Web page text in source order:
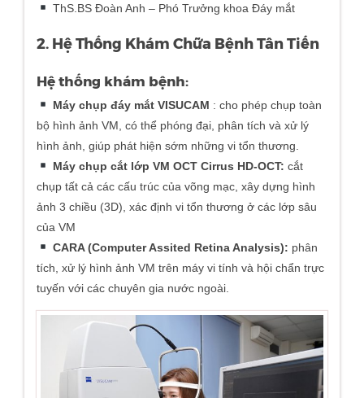
ThS.BS Đoàn Anh – Phó Trưởng khoa Đáy mắt
2. Hệ Thống Khám Chữa Bệnh Tân Tiến
Hệ thống khám bệnh:
Máy chụp đáy mắt VISUCAM : cho phép chụp toàn
bộ hình ảnh VM, có thể phóng đại, phân tích và xử lý
hình ảnh, giúp phát hiện sớm những vi tổn thương.
Máy chụp cắt lớp VM OCT Cirrus HD-OCT: cắt
chụp tất cả các cấu trúc của võng mạc, xây dựng hình
ảnh 3 chiều (3D), xác định vi tổn thương ở các lớp sâu
của VM
CARA (Computer Assited Retina Analysis): phân
tích, xử lý hình ảnh VM trên máy vi tính và hội chẩn trực
tuyến với các chuyên gia nước ngoài.